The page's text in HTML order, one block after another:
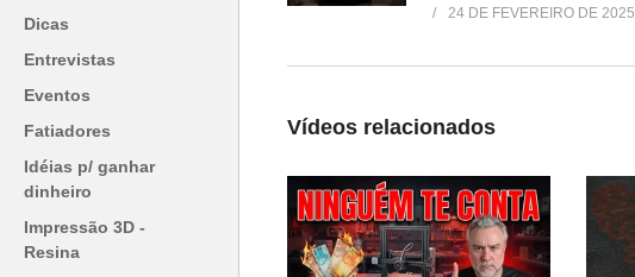
Dicas
Entrevistas
Eventos
Fatiadores
Idéias p/ ganhar
dinheiro
Impressão 3D -
Resina
24 DE FEVEREIRO DE 2025
Vídeos relacionados